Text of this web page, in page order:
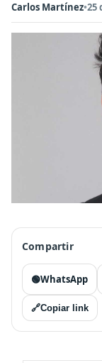
Carlos Martínez•25
Compartir
🟢WhatsApp
🔗Copiar link